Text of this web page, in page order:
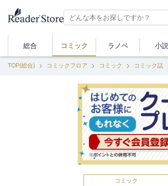
総合 コミック ラノベ 小説
TOP(総合) コミックフロア コミック コミック誌
コミック